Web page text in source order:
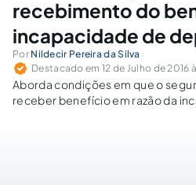
recebimento do
incapacidade de
Por Nildecir Pereira da Silva
Destacado em 12 de Julho de 2016
Aborda condições em que o
receber benefício em razão da